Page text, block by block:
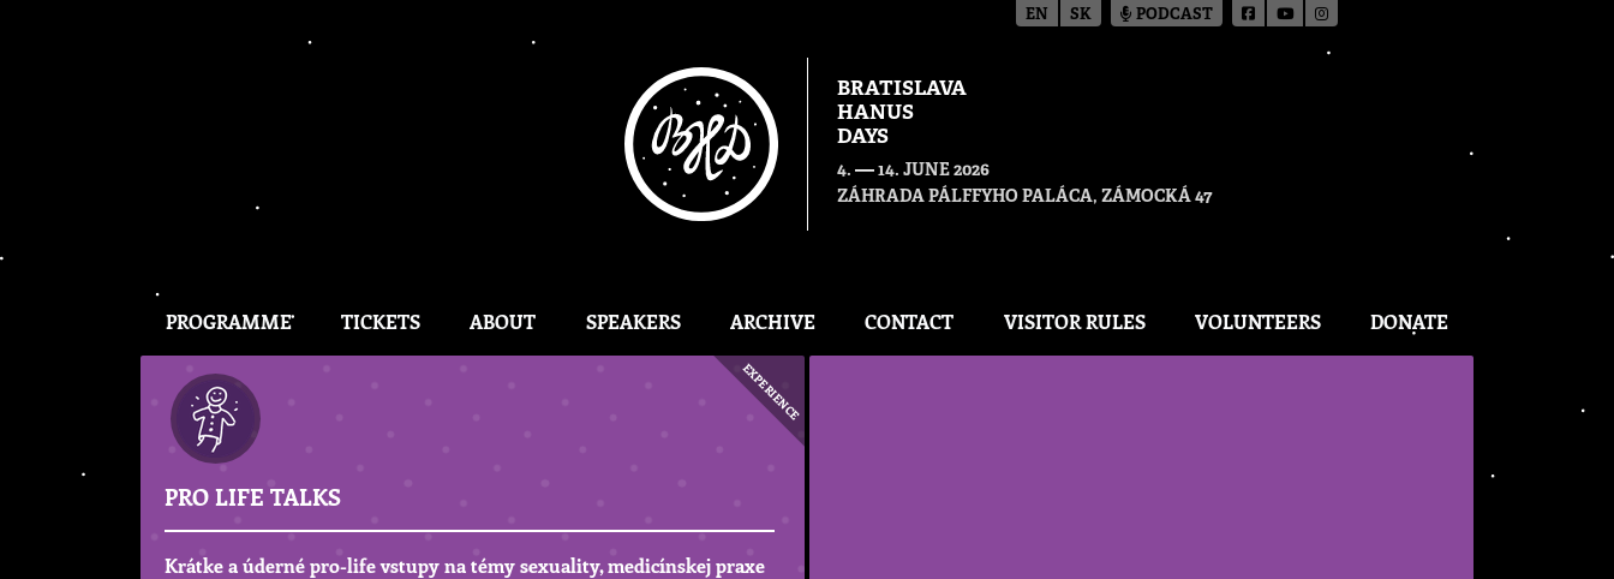
BRATISLAVA
HANUS
DAYS
4. — 14. JUNE 2026
ZÁHRADA PÁLFFYHO PALÁCA, ZÁMOCKÁ 47
PROGRAMME TICKETS ABOUT SPEAKERS ARCHIVE CONTACT VISITOR RULES VOLUNTEERS DONATE
EXPERIENCE
PRO LIFE TALKS
Krátke a úderné pro-life vstupy na témy sexuality, medicínskej praxe
EN SK PODCAST